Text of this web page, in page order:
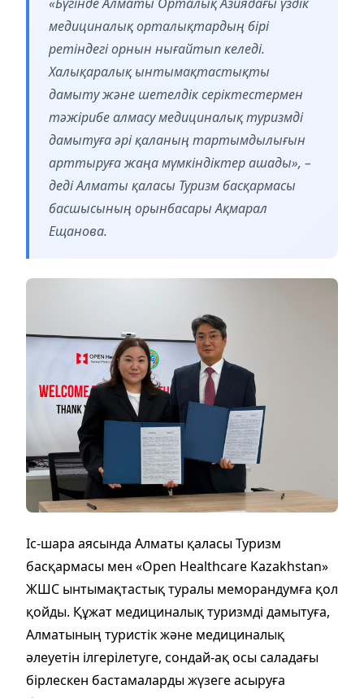
медициналық орталықтардың бірі
ретіндегі орнын нығайтып келеді.
Халықаралық ынтымақтастықты
дамыту және шетелдік серіктестермен
тәжірибе алмасу медициналық туризмді
дамытуға әрі қаланың тартымдылығын
арттыруға жаңа мүмкіндіктер ашады», –
деді Алматы қаласы Туризм басқармасы
басшысының орынбасары Ақмарал
Ещанова.
Іс-шара аясында Алматы қаласы Туризм
басқармасы мен «Open Healthcare Kazakhstan»
ЖШС ынтымақтастық туралы меморандумға қол
қойды. Құжат медициналық туризмді дамытуға,
Алматының туристік және медициналық
әлеуетін ілгерілетуге, сондай-ақ осы саладағы
бірлескен бастамаларды жүзеге асыруға